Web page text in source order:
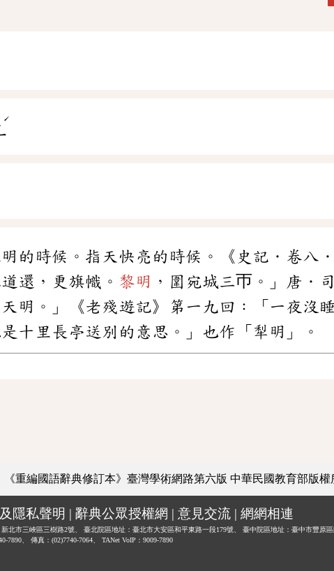
ˊ
的時候。指天快亮的時候。《史記．卷八
還，更旗幟。 黎明 ，圍宛城三帀。」唐．
明。」《老殘遊記》第一九回：「一夜沒睡
十里長亭送別的意思。」也作「犁明」。
《重編國語辭典修訂本》臺灣學術網路第六版 中華民國教育部版權
隱私聲明 | 辭典公眾授權網 | 意見交流 | 網網相連
北市三峽區三樹路2號、 臺北院區地址：臺北市大安區和平東路一段179號、
臺中院區地址：臺中市豐原
7890、
傳真：(02)7740-7064、 TANet VoIP：9009-7890